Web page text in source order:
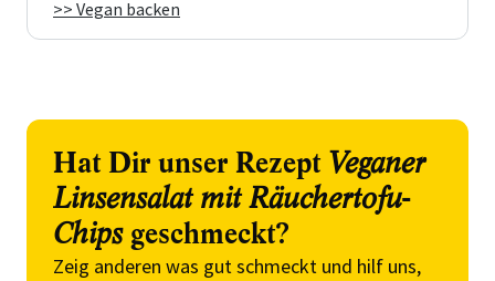
>> Vegan backen
Hat Dir unser Rezept Veganer
Linsensalat mit Räuchertofu-
Chipsgeschmeckt?
Zeig anderen was gut schmeckt und hilf uns,